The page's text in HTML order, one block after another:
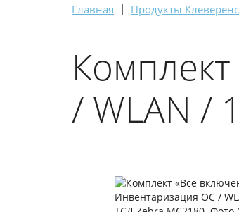
Главная | Продукты Клеверенс
/ WLAN /